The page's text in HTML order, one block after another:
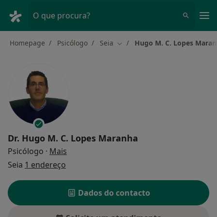
O que procura?
Homepage Psicólogo Seia Mudar de cidade
Hugo M. C. Lopes
Dr. Hugo M. C. Lopes Maranha
Psicólogo · Mais
Seia 1 endereço
Dados do contacto